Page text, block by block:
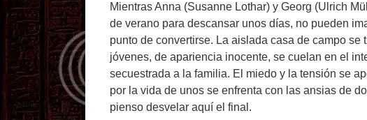
Mientras Anna (Susanne Lothar) y Georg (Ulrich
de verano para descansar unos días, no pueden
punto de convertirse. La aislada casa de campo
jóvenes, de apariencia inocente, se cuelan en el
secuestrada a la familia. El miedo y la tensión se
por la vida de unos se enfrenta con las ansias de
pienso desvelar aquí el final.